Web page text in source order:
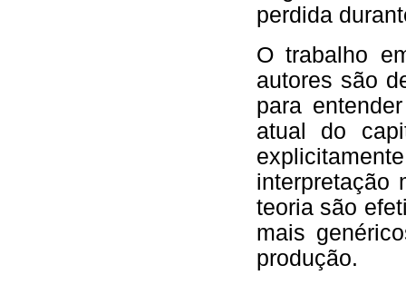
perdida
O trabalho
autores são
para
atual do
interpretação
teoria são
mais
produção.